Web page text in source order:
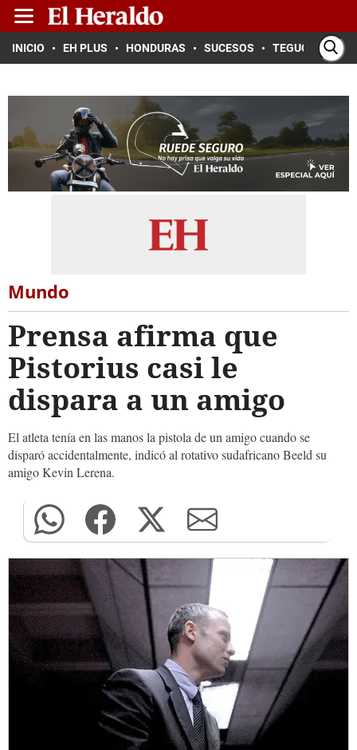
INICIO EH PLUS HONDURAS SUCESOS TEGUCIGALPA
Mundo
Prensa afirma que
Pistorius casi le
dispara a un amigo
El atleta tenía en las manos la pistola de un amigo cuando se
disparó accidentalmente, indicó al rotativo sudafricano Beeld su
amigo Kevin Lerena.